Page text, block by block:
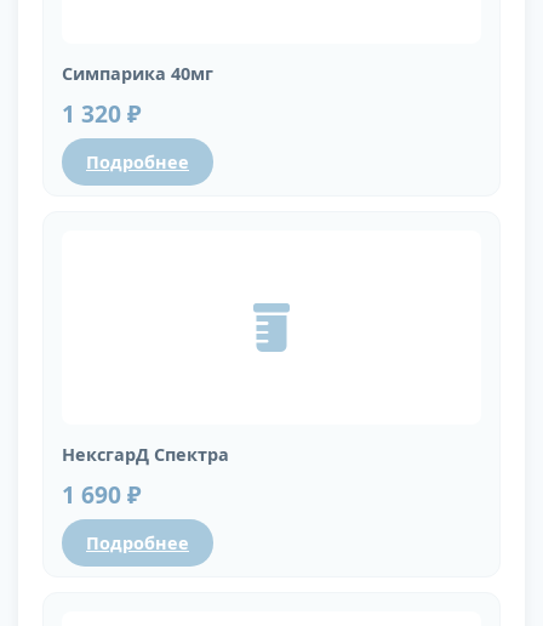
Симпарика 40мг
1 320 ₽
Подробнее
НексгарД Спектра
1 690 ₽
Подробнее